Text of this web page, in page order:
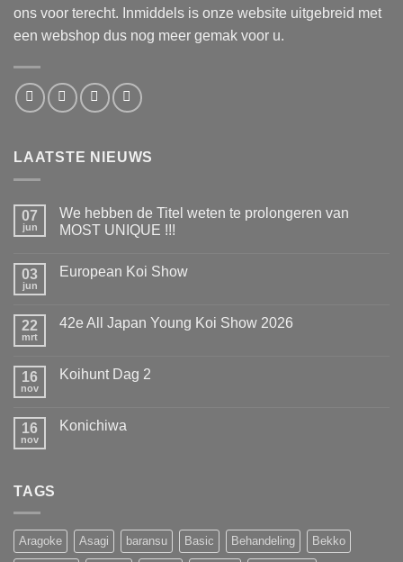
ons voor terecht. Inmiddels is onze website uitgebreid met
een webshop dus nog meer gemak voor u.
LAATSTE NIEUWS
07
jun
We hebben de Titel weten te prolongeren van
MOST UNIQUE !!!
op
Titel
weten
MOST
03
jun
European Koi Show
European
22
mrt
42e All Japan Young Koi Show 2026
42e
Koi
Show
16
nov
Koihunt Dag 2
Koihunt
16
nov
Konichiwa
TAGS
Aragoke Asagi baransu Basic Behandeling Bekko